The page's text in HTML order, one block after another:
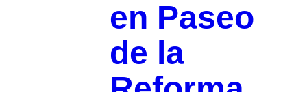
en Paseo
de la